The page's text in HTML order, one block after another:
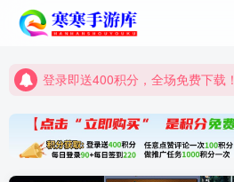
登录即送400积分，全场免费下载！
登录即送400积分，全场免费下载！
点进来看看新手教程